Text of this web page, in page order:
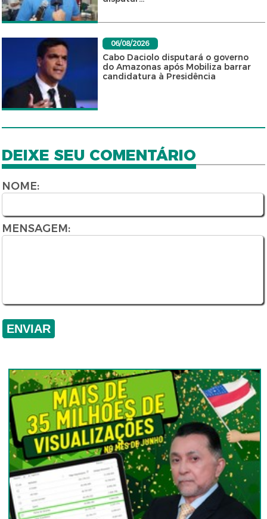
06/08/2026
Cabo Daciolo disputará o governo
do Amazonas após Mobiliza barrar
candidatura à Presidência
DEIXE SEU COMENTÁRIO
NOME:
MENSAGEM: